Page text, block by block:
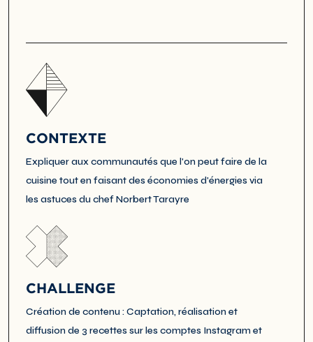
CONTEXTE
Expliquer aux communautés que l'on peut faire de la
cuisine tout en faisant des économies d'énergies via
les astuces du chef Norbert Tarayre
CHALLENGE
Création de contenu : Captation, réalisation et
diffusion de 3 recettes sur les comptes Instagram et